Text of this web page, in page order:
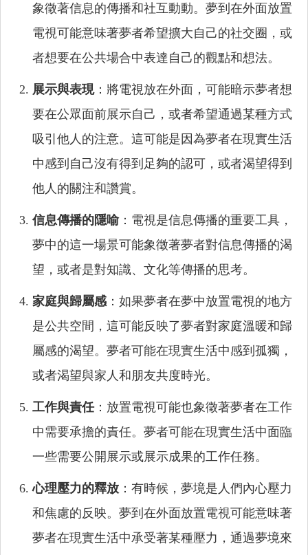
象徵著信息的傳播和社互動動。夢到在外面放置
電視可能意味著夢者希望擴大自己的社交圈，或
者想要在公共場合中表達自己的觀點和想法。
展示與表現：將電視放在外面，可能暗示夢者想
要在公眾面前展示自己，或者希望通過某種方式
吸引他人的注意。這可能是因為夢者在現實生活
中感到自己沒有得到足夠的認可，或者渴望得到
他人的關注和讚賞。
信息傳播的隱喻：電視是信息傳播的重要工具，
夢中的這一場景可能象徵著夢者對信息傳播的渴
望，或者是對知識、文化等傳播的思考。
家庭與歸屬感：如果夢者在夢中放置電視的地方
是公共空間，這可能反映了夢者對家庭溫暖和歸
屬感的渴望。夢者可能在現實生活中感到孤獨，
或者渴望與家人和朋友共度時光。
工作與責任：放置電視可能也象徵著夢者在工作
中需要承擔的責任。夢者可能在現實生活中面臨
一些需要公開展示或展示成果的工作任務。
心理壓力的釋放 ：有時候，夢境是人們內心壓力
和焦慮的反映。夢到在外面放置電視可能意味著
夢者在現實生活中承受著某種壓力，通過夢境來